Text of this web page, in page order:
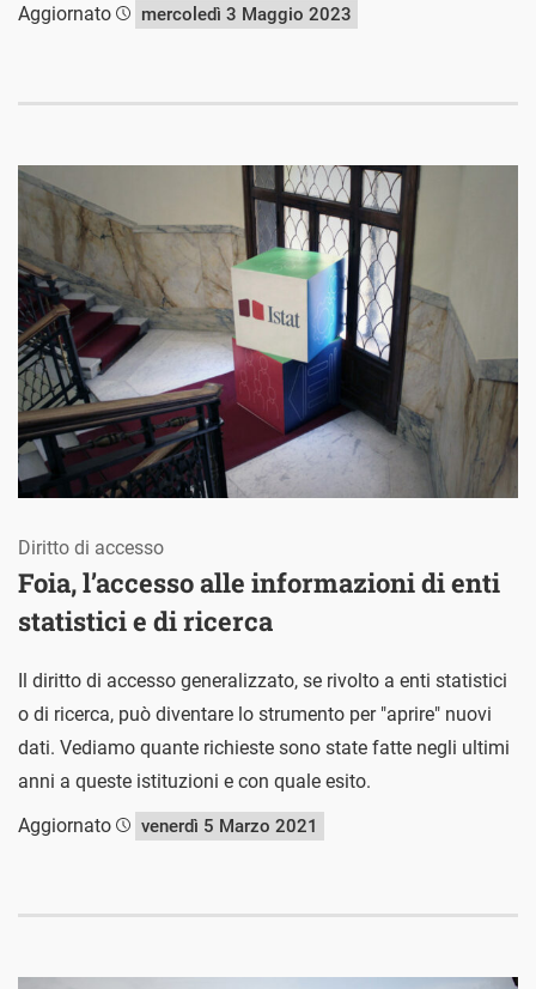
Aggiornato
mercoledì 3 Maggio 2023
Foia, l’accesso alle informazioni di enti
statistici e di ricerca
Diritto di accesso
Il diritto di accesso generalizzato, se rivolto a enti statistici
o di ricerca, può diventare lo strumento per "aprire" nuovi
dati. Vediamo quante richieste sono state fatte negli ultimi
anni a queste istituzioni e con quale esito.
Aggiornato
venerdì 5 Marzo 2021